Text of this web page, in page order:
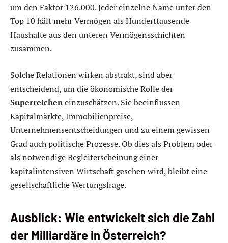
um den Faktor 126.000. Jeder einzelne Name unter den
Top 10 hält mehr Vermögen als Hunderttausende
Haushalte aus den unteren Vermögensschichten
zusammen.
Solche Relationen wirken abstrakt, sind aber
entscheidend, um die ökonomische Rolle der
Superreicheneinzuschätzen. Sie beeinflussen
Kapitalmärkte, Immobilienpreise,
Unternehmensentscheidungen und zu einem gewissen
Grad auch politische Prozesse. Ob dies als Problem oder
als notwendige Begleiterscheinung einer
kapitalintensiven Wirtschaft gesehen wird, bleibt eine
gesellschaftliche Wertungsfrage.
Ausblick: Wie entwickelt sich die Zahl
der Milliardäre in Österreich?